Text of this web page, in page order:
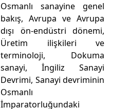
Osmanlı sanayine genel
bakış, Avrupa ve Avrupa
dışı ön-endüstri dönemi,
Üretim ilişkileri ve
terminoloji, Dokuma
sanayi, İngiliz Sanayi
Devrimi, Sanayi devriminin
Osmanlı
İmparatorluğundaki